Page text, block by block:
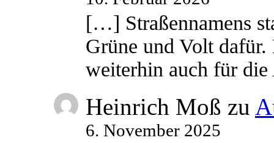
[…] Straßennamens
Grüne und Volt
weiterhin auch für
Heinrich Moß zu
6. November 2025